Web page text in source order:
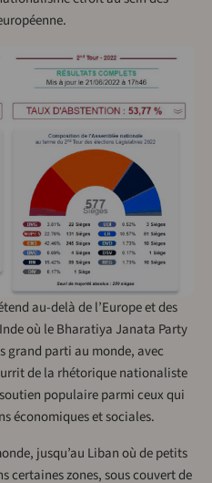
au-delà de l’Europe et des
où le Bharatiya Janata Party
grand parti au monde, avec
de la rhétorique nationaliste
populaire parmi ceux qui
économiques et sociales.
jusqu’au Liban où de petits
certaines zones, sous couvert de